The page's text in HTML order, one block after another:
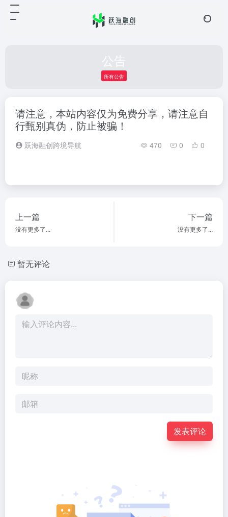
公告
所有公告
请注意，本站内容仅为免费分享，请注意自
行甄别真伪，防止被骗！
跃海融创跨境导航 470 0 0
上一篇
没有更多了...
下一篇
没有更多了...
暂无评论
发表评论